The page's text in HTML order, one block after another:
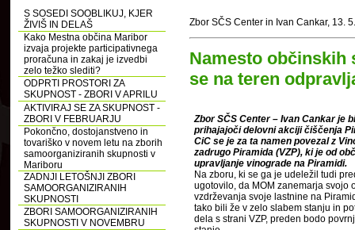
S SOSEDI SOOBLIKUJ, KJER
ŽIVIŠ IN DELAŠ
Kako Mestna občina Maribor
izvaja projekte participativnega
proračuna in zakaj je izvedbi
zelo težko slediti?
ODPRTI PROSTORI ZA
SKUPNOST - ZBORI V APRILU
AKTIVIRAJ SE ZA SKUPNOST -
ZBORI V FEBRUARJU
Pokončno, dostojanstveno in
tovariško v novem letu na zborih
samoorganiziranih skupnosti v
Mariboru
ZADNJI LETOŠNJI ZBORI
SAMOORGANIZIRANIH
SKUPNOSTI
ZBORI SAMOORGANIZIRANIH
SKUPNOSTI V NOVEMBRU
Zbor SČS Center in Ivan Cankar, 13.
Namesto občinskih
se na teren
Zbor SČS Center – Ivan Cankar je
prihajajoči delovni akciji čiščenja
CiC se je za ta namen povezal z
zadrugo Piramida (VZP), ki je od
upravljanje vinograde na Piramidi.
Na zboru, ki se ga je udeležil tudi
ugotovilo, da MOM zanemarja svojo
vzdrževanja svoje lastnine na
tako bili že v zelo slabem stanju in
dela s strani VZP, preden bodo